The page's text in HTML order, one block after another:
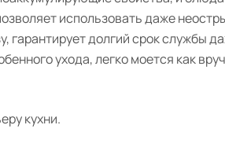
использовать даже
долгий срок службы
ухода, легко моется как
кухни.